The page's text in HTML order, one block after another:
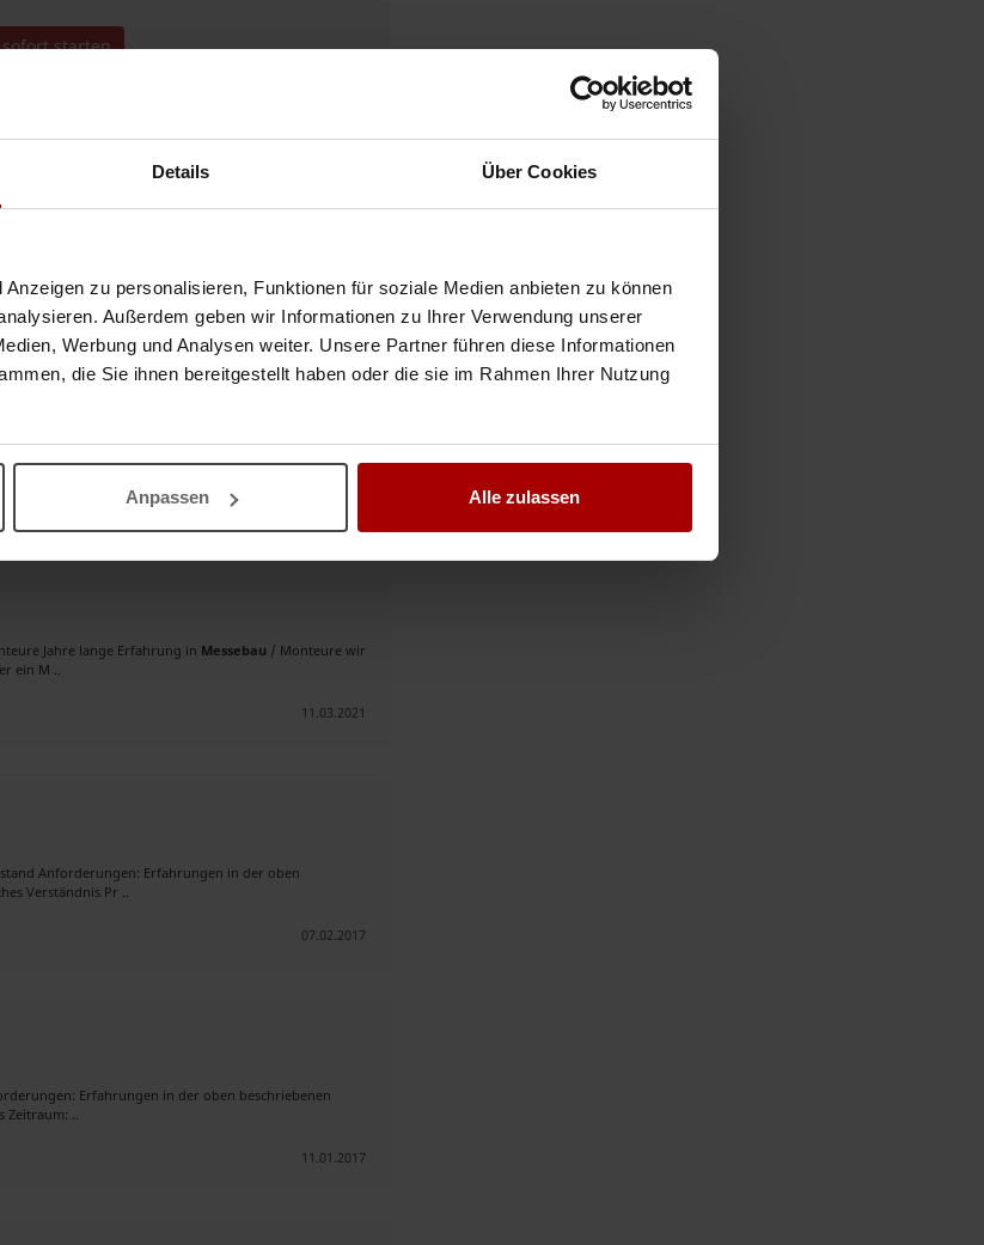
Details Über Cookies
zu personalisieren, Funktionen für soziale Medien anbieten zu können
Außerdem geben wir Informationen zu Ihrer Verwendung unserer
Werbung und Analysen weiter. Unsere Partner führen diese Informationen
die Sie ihnen bereitgestellt haben oder die sie im Rahmen Ihrer Nutzung
Anpassen Alle zulassen
starten
13.06.2022
und Paneele gesucht
/ Metallbau /Messebau) oder
und eine eig ..
Jahre lange Erfahrung in Messebau / Monteure wir
ein M ..
11.03.2021
Anforderungen: Erfahrungen in der oben
Verständnis Pr ..
07.02.2017
Erfahrungen in der oben beschriebenen
Zeitraum: ..
11.01.2017